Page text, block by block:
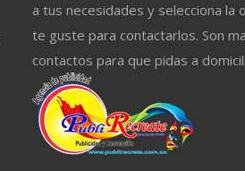
a tus necesidades y selecciona la
te guste para contactarlos. Son
contactos para que pidas a